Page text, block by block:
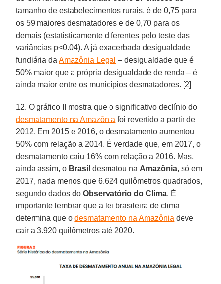
tamanho de estabelecimentos rurais, é de 0,75 para
os 59 maiores desmatadores e de 0,70 para os
demais (estatisticamente diferentes pelo teste das
variâncias p<0.04). A já exacerbada desigualdade
fundiária daAmazônia Legal – desigualdade que é
50% maior que a própria desigualdade de renda – é
ainda maior entre os municípios desmatadores. [2]
12. O gráfico II mostra que o significativo declínio do
desmatamento na Amazônia foi revertido a partir de
2012. Em 2015 e 2016, o desmatamento aumentou
50% com relação a 2014. É verdade que, em 2017, o
desmatamento caiu 16% com relação a 2016. Mas,
ainda assim, o Brasil desmatou na Amazônia, só em
2017, nada menos que 6.624 quilômetros quadrados,
segundo dados doObservatório do Clima. É
importante lembrar que a lei brasileira de clima
determina que o desmatamento na Amazônia deve
cair a 3.920 quilômetros até 2020.